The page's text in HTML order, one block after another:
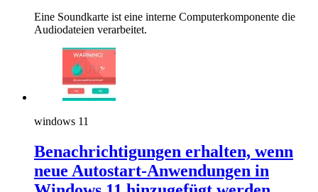
Eine Soundkarte ist eine interne Computerkomponente die
Audiodateien verarbeitet.
windows 11
Benachrichtigungen erhalten, wenn
neue Autostart-Anwendungen in